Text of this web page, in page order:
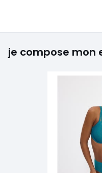
je compose mon